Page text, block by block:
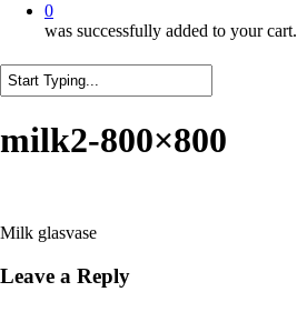
0
was successfully added to your cart.
Search
milk2-800×800
Milk glasvase
Leave a Reply